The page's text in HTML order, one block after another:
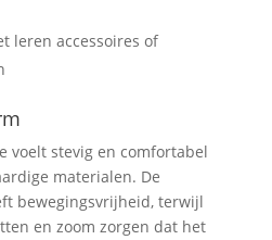
leren accessoires of
voelt stevig en comfortabel
materialen. De
bewegingsvrijheid, terwijl
en zoom zorgen dat het